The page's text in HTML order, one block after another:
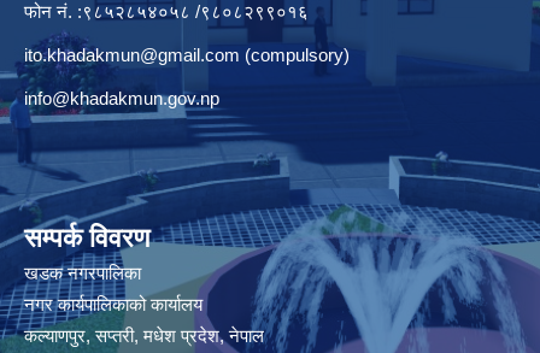
फोन नं. :९८५२८५४०५८ /९८०८२९९०१६
ito.khadakmun@gmail.com (compulsory)
info@khadakmun.gov.np
सम्पर्क विवरण
खडक नगरपालिका
नगर कार्यपालिकाको कार्यालय
कल्याणपुर, सप्तरी, मधेश प्रदेश, नेपाल